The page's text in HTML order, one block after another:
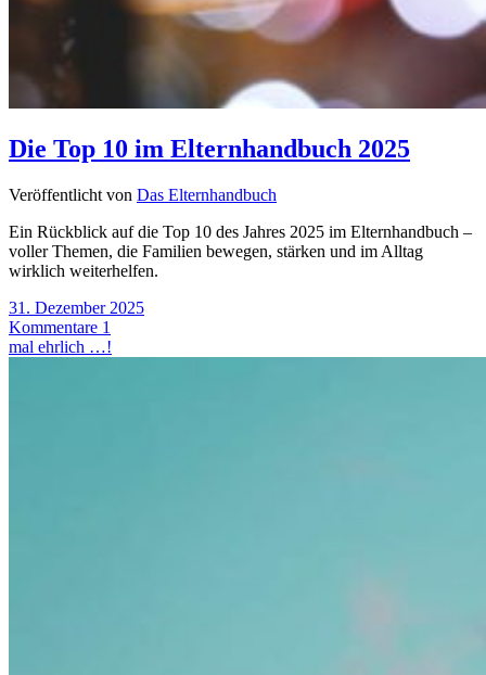
Die Top 10 im Elternhandbuch 2025
Veröffentlicht von Das Elternhandbuch
Ein Rückblick auf die Top 10 des Jahres 2025 im Elternhandbuch –
voller Themen, die Familien bewegen, stärken und im Alltag
wirklich weiterhelfen.
31. Dezember 2025
Kommentare 1
mal ehrlich …!